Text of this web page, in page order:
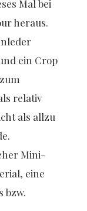
Mal bei
heraus.
ein Crop
relativ
als allzu
Mini-
eine
bzw.